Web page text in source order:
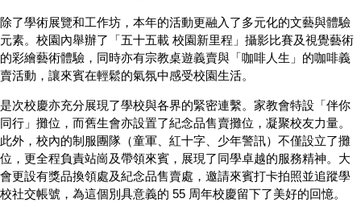
除了學術展覽和工作坊，本年的活動更融入了多元化的文藝與體驗
元素。校園內舉辦了「五十五載 校園新里程」攝影比賽及視覺藝術
的彩繪藝術體驗，同時亦有宗教桌遊義賣與「咖啡人生」的咖啡義
賣活動，讓來賓在輕鬆的氣氛中感受校園生活。
是次校慶亦充分展現了學校與各界的緊密連繫。家教會特設「伴你
同行」攤位，而舊生會亦設置了紀念品售賣攤位，凝聚校友力量。
此外，校內的制服團隊（童軍、紅十字、少年警訊）不僅設立了攤
位，更全程負責站崗及帶領來賓，展現了同學卓越的服務精神。大
會更設有獎品換領處及紀念品售賣處，邀請來賓打卡拍照並追蹤學
校社交帳號，為這個別具意義的 55 周年校慶留下了美好的回憶。